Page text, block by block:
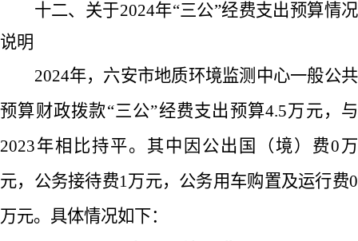
十二、关于2024年“三公”经费支出预算情况
说明
2024年，六安市地质环境监测中心一般公共
预算财政拨款“三公”经费支出预算4.5万元，与
2023年相比持平。其中因公出国（境）费0万
元，公务接待费1万元，公务用车购置及运行费0
万元。具体情况如下：